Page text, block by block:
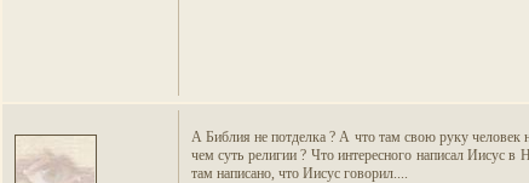
А Библия не потделка ? А что там свою руку человек
чем суть религии ? Что интересного написал Иисус
там написано, что Иисус говорил....